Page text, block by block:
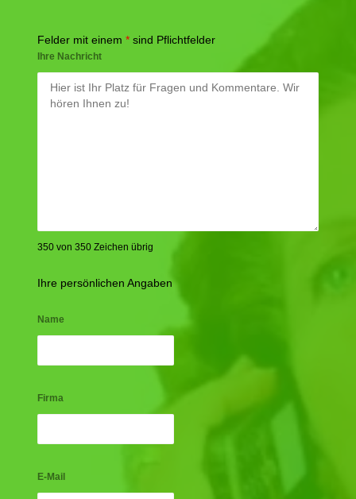
Felder mit einem * sind Pflichtfelder
Ihre Nachricht
350 von 350 Zeichen übrig
Ihre persönlichen Angaben
Name
Firma
E-Mail